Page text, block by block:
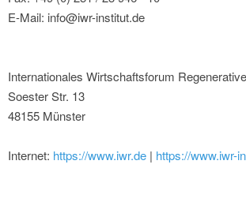
E-Mail: info@iwr-institut.de
Internationales Wirtschaftsforum
Soester Str. 13
48155 Münster
Internet: https://www.iwr.de | https://www.iwr-